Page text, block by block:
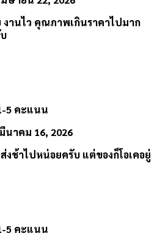
งานไว คุณภาพเกินราคาไปมาก
5 คะแนน
มีนาคม 16, 2026
งช้าไปหน่อยครับ แต่ของก็โอเคอยู่
5 คะแนน